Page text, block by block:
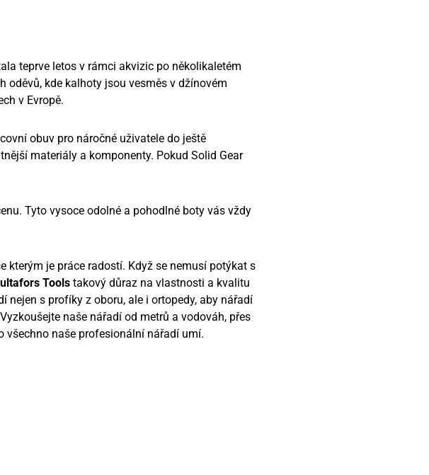
teprve letos v rámci akvizic po několikaletém
oděvů, kde kalhoty jsou vesměs v džínovém
v Evropě.
obuv pro náročné uživatele do ještě
materiály a komponenty. Pokud Solid Gear
Tyto vysoce odolné a pohodlné boty vás vždy
kterým je práce radostí. Když se nemusí potýkat s
Tools takový důraz na vlastnosti a kvalitu
s profíky z oboru, ale i ortopedy, aby nářadí
naše nářadí od metrů a vodováh, přes
všechno naše profesionální nářadí umí.